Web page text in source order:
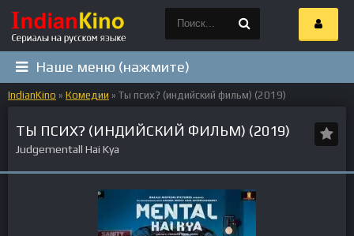
Наше меню (нажмите)
IndianKino » Комедии » Ты псих? (индийский фильм) (2019)
ТЫ ПСИХ? (ИНДИЙСКИЙ ФИЛЬМ) (2019)
Judgementall Hai Kya